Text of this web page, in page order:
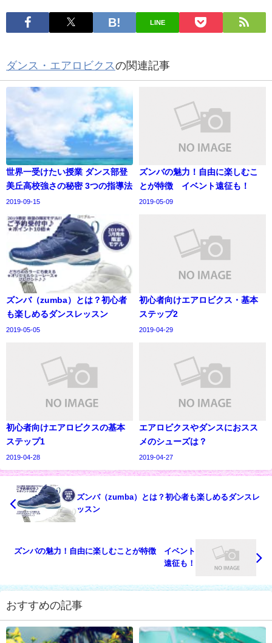
LINE
ダンス・エアロビクスの関連記事
世界一受けたい授業 ダンス部登
美丘高校強さの秘密 3つの指導法
2019-09-15
ズンバの魅力！自由に楽しむこ
とが特徴 イベント遠征も！
2019-05-09
ズンバ（zumba）とは？初心者
も楽しめるダンスレッスン
2019-05-05
初心者向けエアロビクス・基本
ステップ2
2019-04-29
初心者向けエアロビクスの基本
ステップ1
2019-04-28
エアロビクスやダンスにおスス
メのシューズは？
2019-04-27
ズンバ（zumba）とは？初心者も楽しめるダンスレ
ッスン
ズンバの魅力！自由に楽しむことが特徴 イベント
遠征も！
おすすめの記事